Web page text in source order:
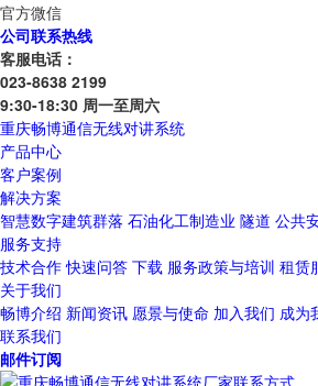
官方微信
公司联系热线
客服电话：
023-8638 2199
9:30-18:30 周一至周六
重庆畅博通信无线对讲系统
产品中心
客户案例
解决方案
智慧数字建筑群落 石油化工制造业 隧道 公共
服务支持
技术合作 快速问答 下载 服务政策与培训 租赁
关于我们
畅博介绍 新闻资讯 愿景与使命 加入我们 成为
联系我们
邮件订阅